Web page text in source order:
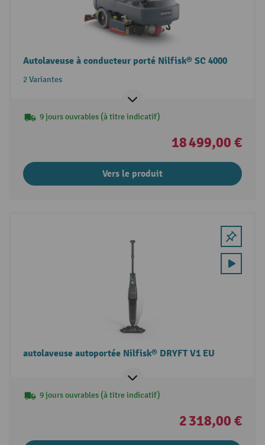
Autolaveuse à conducteur porté Nilfisk® SC 4000
2 Variantes
9 jours ouvrables (à titre indicatif)
18 499,00 €
Vers le produit
autolaveuse autoportée Nilfisk® DRYFT V1 EU
9 jours ouvrables (à titre indicatif)
2 318,00 €